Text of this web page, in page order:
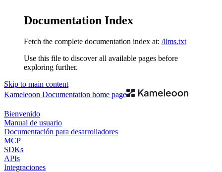
Documentation Index
Fetch the complete documentation index at: /llms.txt
Use this file to discover all available pages before
exploring further.
Skip to main content
Kameleoon Documentation home page
Bienvenido
Manual de usuario
Documentación para desarrolladores
MCP
SDKs
APIs
Integraciones